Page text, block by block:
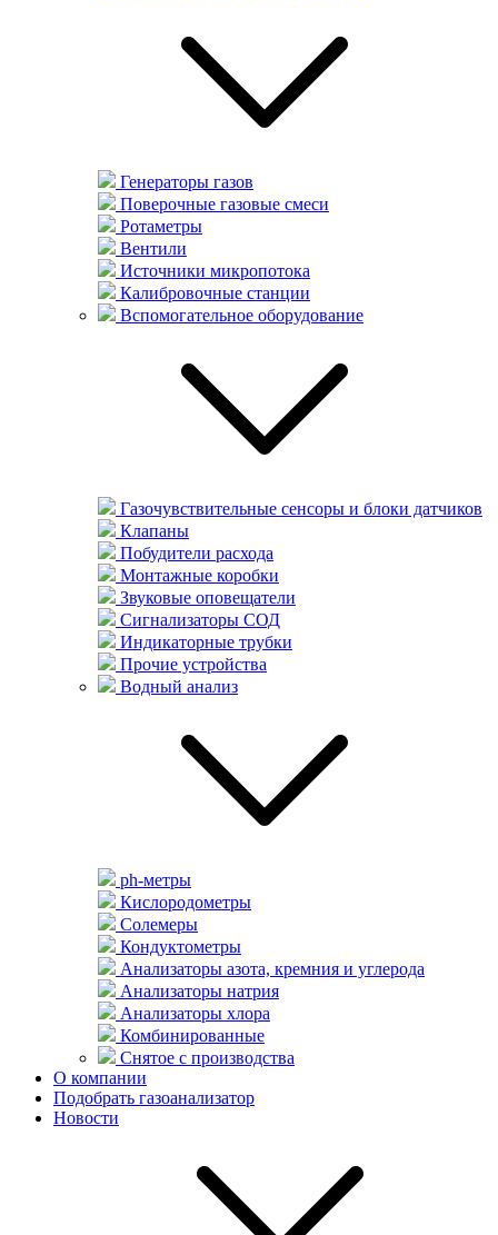
Генераторы газов
Поверочные газовые смеси
Ротаметры
Вентили
Источники микропотока
Калибровочные станции
Вспомогательное оборудование
Газочувствительные сенсоры и блоки датчиков
Клапаны
Побудители расхода
Монтажные коробки
Звуковые оповещатели
Сигнализаторы СОД
Индикаторные трубки
Прочие устройства
Водный анализ
ph-метры
Кислородометры
Солемеры
Кондуктометры
Анализаторы азота, кремния и углерода
Анализаторы натрия
Анализаторы хлора
Комбинированные
Снятое с производства
О компании
Подобрать газоанализатор
Новости